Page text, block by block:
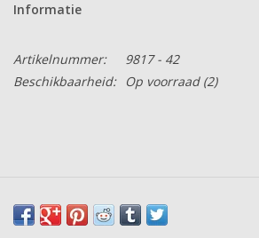
Informatie
Artikelnummer:
9817 - 42
Beschikbaarheid:
Op voorraad(2)